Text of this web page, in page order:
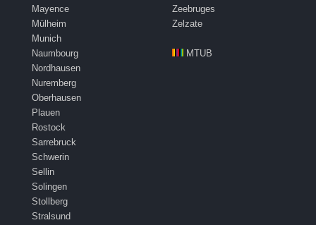
Mayence
Mülheim
Munich
Naumbourg
Nordhausen
Nuremberg
Oberhausen
Plauen
Rostock
Sarrebruck
Schwerin
Sellin
Solingen
Stollberg
Stralsund
Zeebruges
Zelzate
MTUB